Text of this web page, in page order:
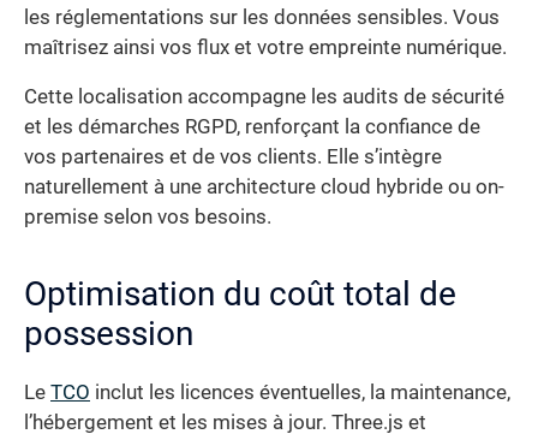
les réglementations sur les données sensibles. Vous
maîtrisez ainsi vos flux et votre empreinte numérique.
Cette localisation accompagne les audits de sécurité
et les démarches RGPD, renforçant la confiance de
vos partenaires et de vos clients. Elle s’intègre
naturellement à une architecture cloud hybride ou on-
premise selon vos besoins.
Optimisation du coût total de
possession
Le TCO inclut les licences éventuelles, la maintenance,
l’hébergement et les mises à jour. Three.js et